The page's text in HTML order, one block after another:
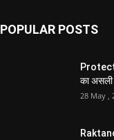
POPULAR POSTS
का असली
28 May ,